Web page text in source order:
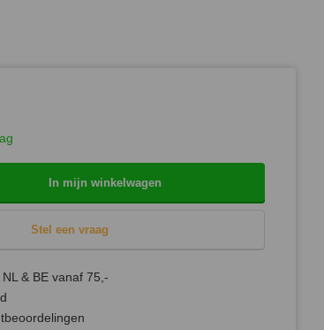
In mijn winkelwagen
Stel een vraag
& BE vanaf 75,-